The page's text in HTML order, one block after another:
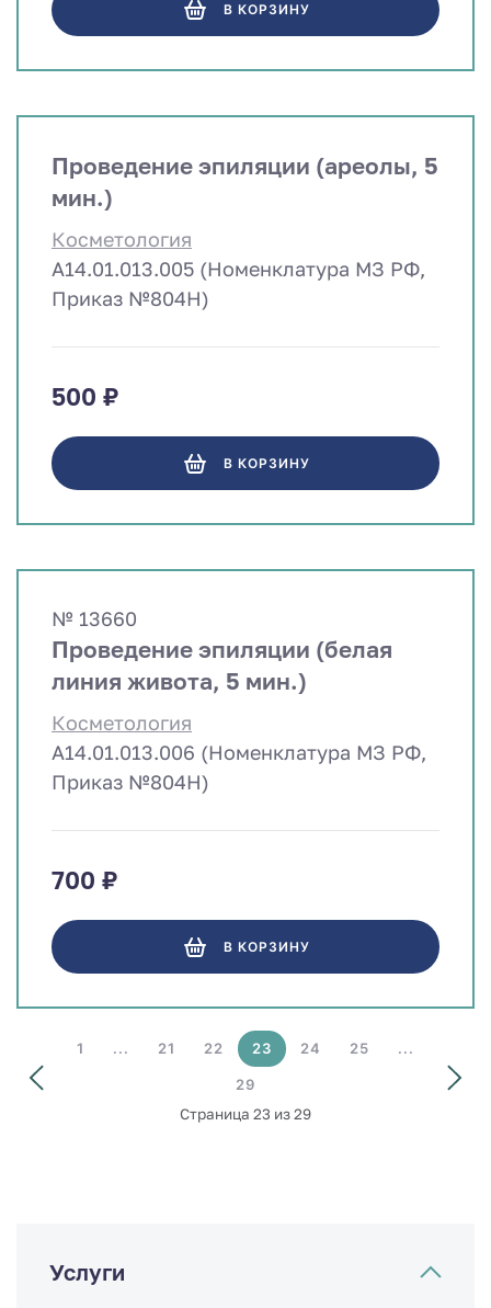
Услуги
В КОРЗИНУ
Проведение эпиляции (ареолы, 5
мин.)
Косметология
A14.01.013.005 (Номенклатура МЗ РФ,
Приказ №804Н)
500 ₽
В КОРЗИНУ
№ 13660
Проведение эпиляции (белая
линия живота, 5 мин.)
Косметология
A14.01.013.006 (Номенклатура МЗ РФ,
Приказ №804Н)
700 ₽
В КОРЗИНУ
1 ... 21 22 23 24 25 ...
29
Страница 23 из 29